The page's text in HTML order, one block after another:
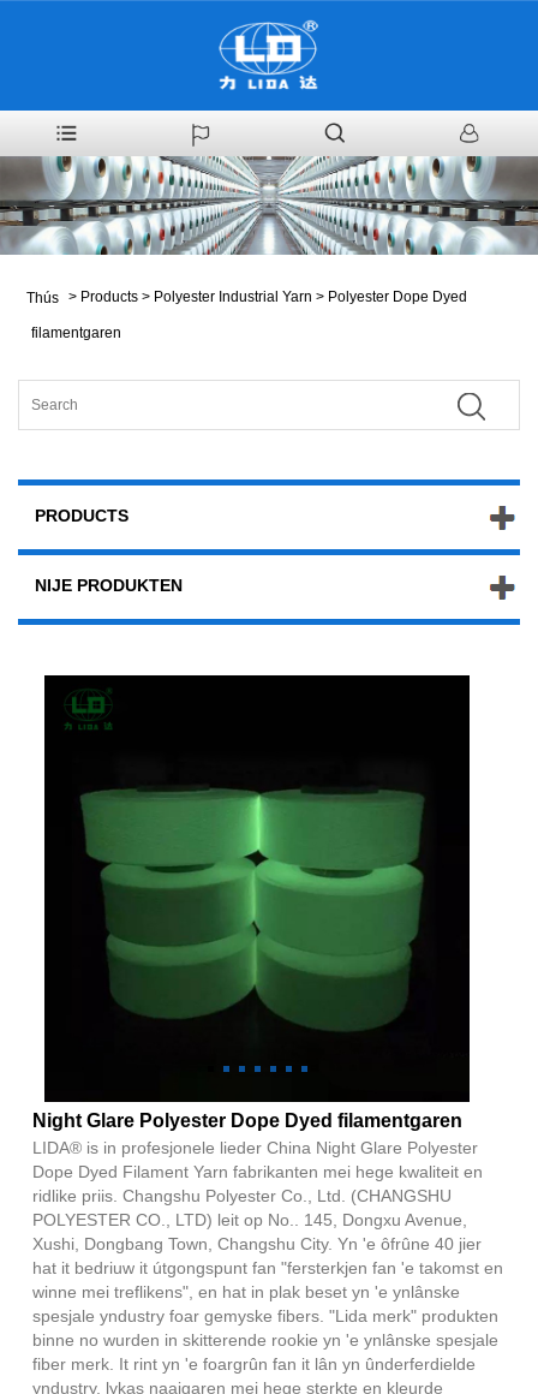
Thús > Products > Polyester Industrial Yarn > Polyester Dope Dyed
filamentgaren
PRODUCTS
NIJE PRODUKTEN
Night Glare Polyester Dope Dyed filamentgaren
LIDA® is in profesjonele lieder China Night Glare Polyester
Dope Dyed Filament Yarn fabrikanten mei hege kwaliteit en
ridlike priis. Changshu Polyester Co., Ltd. (CHANGSHU
POLYESTER CO., LTD) leit op No.. 145, Dongxu Avenue,
Xushi, Dongbang Town, Changshu City. Yn 'e ôfrûne 40 jier
hat it bedriuw it útgongspunt fan "fersterkjen fan 'e takomst en
winne mei treflikens", en hat in plak beset yn 'e ynlânske
spesjale yndustry foar gemyske fibers. "Lida merk" produkten
binne no wurden in skitterende rookie yn 'e ynlânske spesjale
fiber merk. It rint yn 'e foargrûn fan it lân yn ûnderferdielde
yndustry, lykas naaigaren mei hege sterkte en kleurde